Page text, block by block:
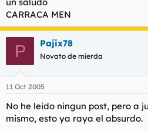
CARRACA MEN
P Pajix78
Novato de mierda
11 Oct 2005
No he leido ningun post, pero a
mismo, esto ya raya el absurdo.